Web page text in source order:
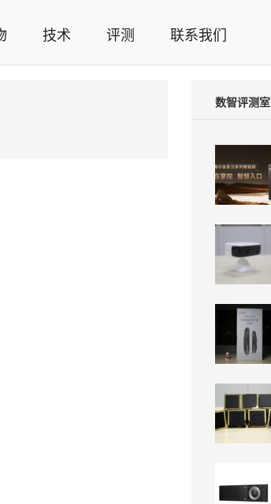
智能家居行业观点，智能家居项目案例
技术 评测 联系我们
数智评测室